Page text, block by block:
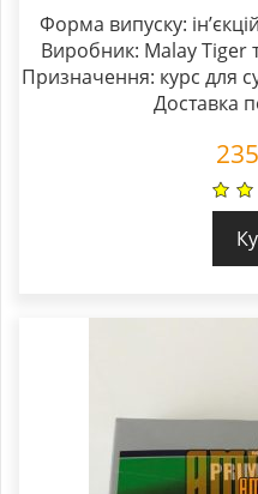
Форма випуску:
Виробник: Malay Tiger
Призначення: курс для
Доставка